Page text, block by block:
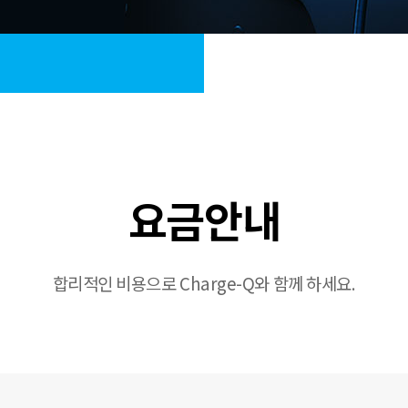
요금안내
합리적인 비용으로 Charge-Q와 함께 하세요.